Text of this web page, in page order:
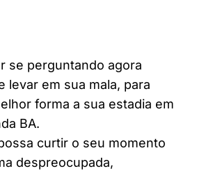
se perguntando agora
levar em sua mala, para
forma a sua estadia em
BA.
curtir o seu momento
despreocupada,